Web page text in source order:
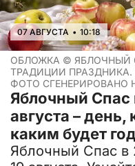
07 АВГУСТА • 10:18
ОБЛОЖКА © ЯБЛОЧНЫЙ
ТРАДИЦИИ ПРАЗДНИКА.
ФОТО СГЕНЕРИРОВАНО
Яблочный Спас
августа –
каким будет
Яблочный Спас в